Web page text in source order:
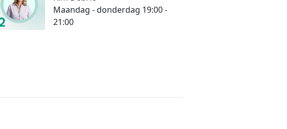
Maandag - donderdag 19:00 -
21:00